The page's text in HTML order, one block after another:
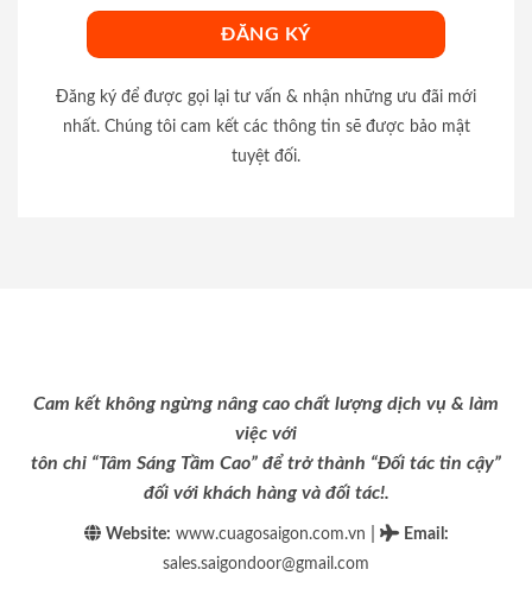
Đăng ký để được gọi lại tư vấn & nhận những ưu đãi mới
nhất. Chúng tôi cam kết các thông tin sẽ được bảo mật
tuyệt đối.
Cam kết không ngừng nâng cao chất lượng dịch vụ & làm
việc với
tôn chỉ “Tâm Sáng Tầm Cao” để trở thành “Đối tác tin cậy”
đối với khách hàng và đối tác!.
Website: www.cuagosaigon.com.vn Email :
sales.saigondoor@gmail.com